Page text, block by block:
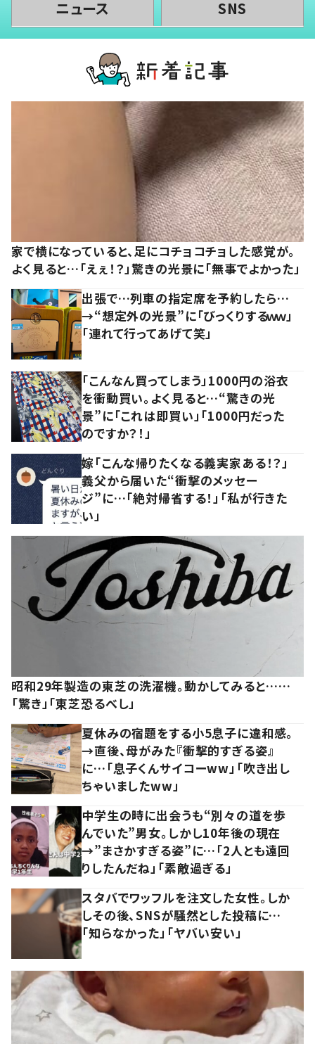
ニュース SNS
家で横になっていると、足にコチョコチョした感覚が。
よく見ると…「えぇ！？」驚きの光景に「無事でよかった」
出張で…列車の指定席を予約したら…
→“想定外の光景”に「びっくりするｗｗ」
「連れて行ってあげて笑」
「こんなん買ってしまう」1000円の浴衣
を衝動買い。よく見ると…“驚きの光
景”に「これは即買い」「1000円だった
のですか？！」
嫁「こんな帰りたくなる義実家ある！？」
義父から届いた“衝撃のメッセー
ジ”に…「絶対帰省する！」「私が行きた
い」
昭和29年製造の東芝の洗濯機。動かしてみると……
「驚き」「東芝恐るべし」
夏休みの宿題をする小5息子に違和感。
→直後、母がみた『衝撃的すぎる姿』
に…「息子くんサイコーww」「吹き出し
ちゃいましたww」
中学生の時に出会うも“別々の道を歩
んでいた”男女。しかし10年後の現在
→”まさかすぎる姿”に…「2人とも遠回
りしたんだね」「素敵過ぎる」
スタバでワッフルを注文した女性。しか
しその後、SNSが騒然とした投稿に…
「知らなかった」「ヤバい安い」